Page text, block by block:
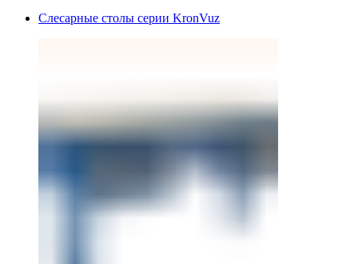
Слесарные столы серии KronVuz